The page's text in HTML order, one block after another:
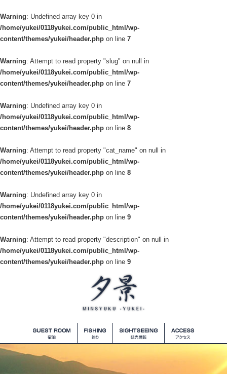
Warning: Undefined array key 0 in
/home/yukei/0118yukei.com/public_html/wp-
content/themes/yukei/header.php on line 7
Warning: Attempt to read property "slug" on null in
/home/yukei/0118yukei.com/public_html/wp-
content/themes/yukei/header.php on line 7
Warning: Undefined array key 0 in
/home/yukei/0118yukei.com/public_html/wp-
content/themes/yukei/header.php on line 8
Warning: Attempt to read property "cat_name" on null in
/home/yukei/0118yukei.com/public_html/wp-
content/themes/yukei/header.php on line 8
Warning: Undefined array key 0 in
/home/yukei/0118yukei.com/public_html/wp-
content/themes/yukei/header.php on line 9
Warning: Attempt to read property "description" on null in
/home/yukei/0118yukei.com/public_html/wp-
content/themes/yukei/header.php on line 9